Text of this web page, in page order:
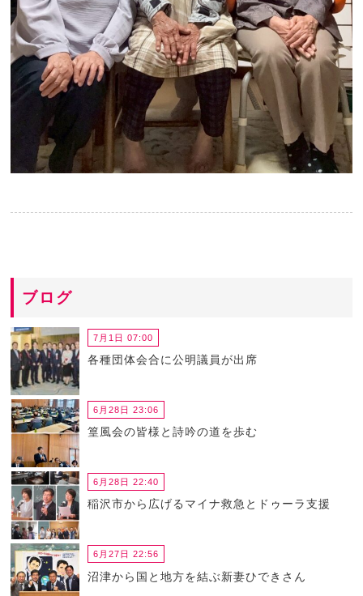
ブログ
7月1日 07:00
各種団体会合に公明議員が出席
6月28日 23:06
篁風会の皆様と詩吟の道を歩む
6月28日 22:40
稲沢市から広げるマイナ救急とドゥーラ支援
6月27日 22:56
沼津から国と地方を結ぶ新妻ひできさん